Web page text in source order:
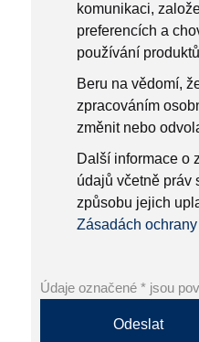
komunikaci,
preferencích a
používání
Beru na vědomí,
zpracováním
změnit nebo
Další informace o
údajů včetně práv
způsobu jejich
Zásadách
Údaje označené * jsou
Odeslat